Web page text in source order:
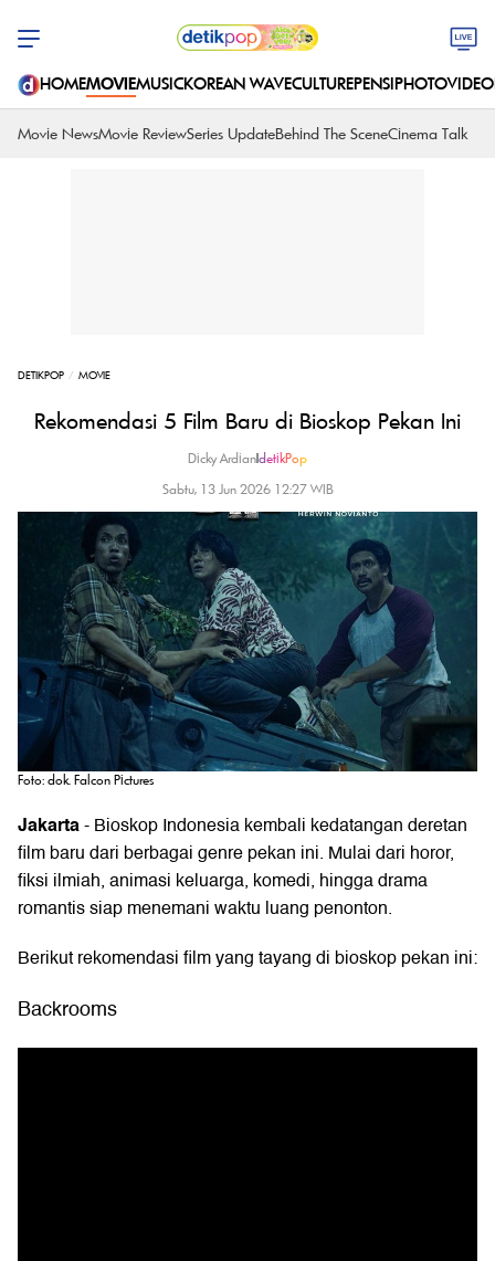
HOMEMOVIEMUSICKOREAN WAVECULTUREPENSIPHOTOVIDEO
Movie NewsMovie ReviewSeries UpdateBehind The SceneCinema Talk
DETIKPOP MOVIE
Rekomendasi 5 Film Baru di Bioskop Pekan Ini
Dicky Ardian|detikPop
Sabtu, 13 Jun 2026 12:27 WIB
Foto: dok. Falcon Pictures
Jakarta- Bioskop Indonesia kembali kedatangan deretan
film baru dari berbagai genre pekan ini. Mulai dari horor,
fiksi ilmiah, animasi keluarga, komedi, hingga drama
romantis siap menemani waktu luang penonton.
Berikut rekomendasi film yang tayang di bioskop pekan ini:
Backrooms